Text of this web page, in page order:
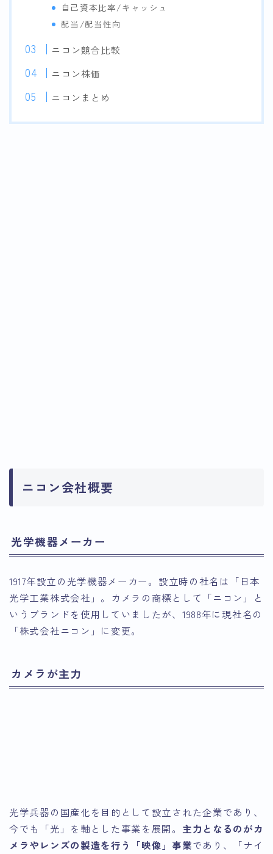
自己資本比率/キャッシュ
配当/配当性向
ニコン競合比較
ニコン株価
ニコンまとめ
ニコン会社概要
光学機器メーカー
1917年設立の光学機器メーカー。設立時の社名は「日本
光学工業株式会社」。カメラの商標として「ニコン」と
いうブランドを使用していましたが、1988年に現社名の
「株式会社ニコン」に変更。
カメラが主力
光学兵器の国産化を目的として設立された企業であり、
今でも「光」を軸とした事業を展開。 主力となるのがカ
メラやレンズの製造を行う「映像」事業であり、「ナイ